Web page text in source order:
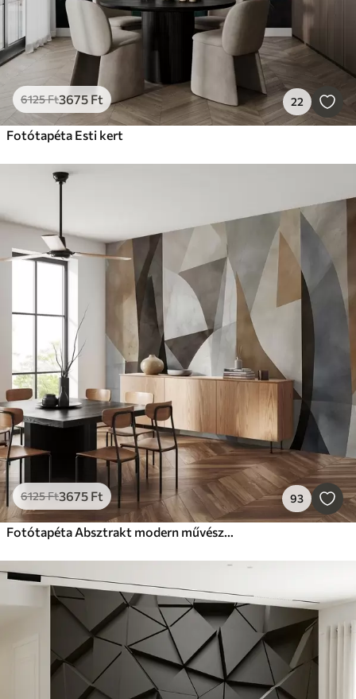
6125Ft3675 Ft 22
Fotótapéta Esti kert
6125Ft3675 Ft 93
Fotótapéta Absztrakt modern művészeti texturális geometriai formák barna, szürke és bézs árnyalatokban